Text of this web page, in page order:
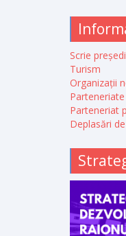
Scrie
Turism
Organizații
Parteneriate
Parteneriat
Deplasări